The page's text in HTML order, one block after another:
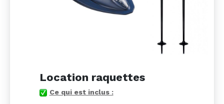
Location raquettes
Ce qui est inclus :